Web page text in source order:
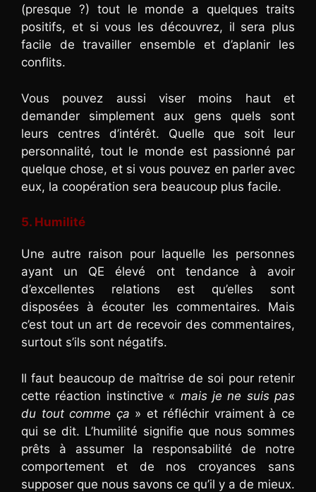
(presque ?) tout le monde a quelques traits
positifs, et si vous les découvrez, il sera plus
facile de travailler ensemble et d’aplanir les
conflits.
Vous pouvez aussi viser moins haut et
demander simplement aux gens quels sont
leurs centres d’intérêt. Quelle que soit leur
personnalité, tout le monde est passionné par
quelque chose, et si vous pouvez en parler avec
eux, la coopération sera beaucoup plus facile.
5. Humilité
Une autre raison pour laquelle les personnes
ayant un QE élevé ont tendance à avoir
d’excellentes relations est qu’elles sont
disposées à écouter les commentaires. Mais
c’est tout un art de recevoir des commentaires,
surtout s’ils sont négatifs.
Il faut beaucoup de maîtrise de soi pour retenir
cette réaction instinctive « mais je ne suis pas
du tout comme ça » et réfléchir vraiment à ce
qui se dit. L’humilité signifie que nous sommes
prêts à assumer la responsabilité de notre
comportement et de nos croyances sans
supposer que nous savons ce qu’il y a de mieux.